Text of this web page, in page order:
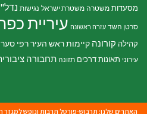
מסעדות משטרה משטרת ישראל נגישות
סרטן השד עזרה ראשונה עיריית
קהילה קורונה קיימותראש העיר רפי סער
עירוני תאונות דרכים תזונה תחבורה
האתרים שלנו: תרבוש-פורטל תרבות ונופש למגזר